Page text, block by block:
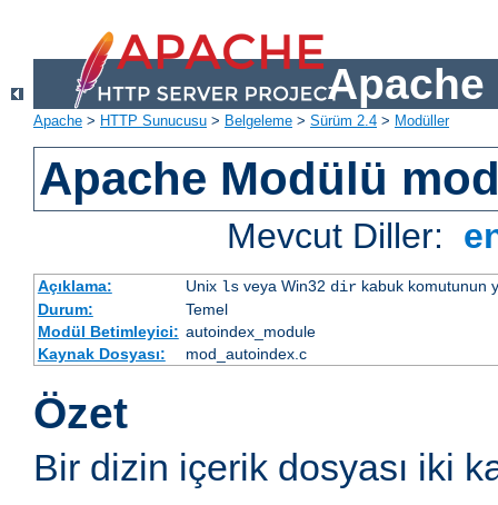
Apache
Apache > HTTP Sunucusu > Belgeleme > Sürüm 2.4 > Modüller
Apache Modülü
Mevcut Diller:
Açıklama: Unix lsveya Win32 dirkabuk komutunun
Durum:
Temel
Modül Betimleyici: autoindex_module
Kaynak Dosyası:
mod_autoindex.c
Özet
Bir dizin içerik dosyası iki